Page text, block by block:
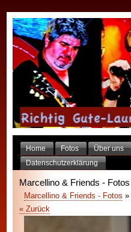
Home Fotos Über uns
Datenschutzerklärung
Marcellino & Friends - Fotos
Marcellino & Friends - Fotos »
« Zurück